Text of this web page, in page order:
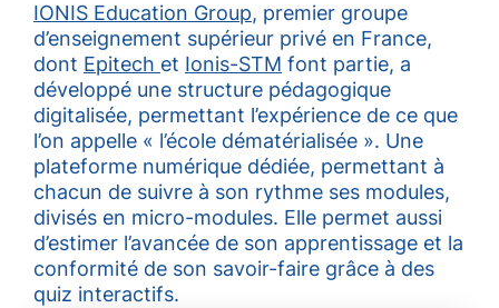
IONIS Education Group, premier groupe
d’enseignement supérieur privé en France,
dont Epitech et Ionis-STM font partie, a
développé une structure pédagogique
digitalisée, permettant l’expérience de ce que
l’on appelle « l’école dématérialisée ». Une
plateforme numérique dédiée, permettant à
chacun de suivre à son rythme ses modules,
divisés en micro-modules. Elle permet aussi
d’estimer l’avancée de son apprentissage et la
conformité de son savoir-faire grâce à des
quiz interactifs.